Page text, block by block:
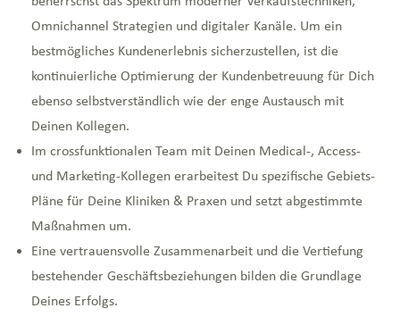
Omnichannel Strategien und digitaler Kanäle. Um ein
bestmögliches Kundenerlebnis sicherzustellen, ist die
kontinuierliche Optimierung der Kundenbetreuung für Dich
ebenso selbstverständlich wie der enge Austausch mit
Deinen Kollegen.
Im crossfunktionalen Team mit Deinen Medical-, Access-
und Marketing-Kollegen erarbeitest Du spezifische Gebiets-
Pläne für Deine Kliniken & Praxen und setzt abgestimmte
Maßnahmen um.
Eine vertrauensvolle Zusammenarbeit und die Vertiefung
bestehender Geschäftsbeziehungen bilden die Grundlage
Deines Erfolgs.